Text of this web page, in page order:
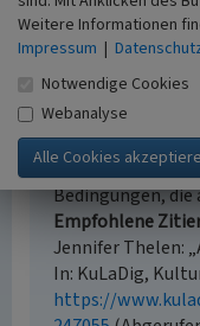
Empfohlene
Der hier
Lizenz CC BY-ND
Bearbeitung). Die
möglicherweise
Bedingungen, die
Empfohlene
Jennifer Thelen:
In: KuLaDig,
https://
Weitere Informationen
Impressum |
Notwendige Cookies
Webanalyse